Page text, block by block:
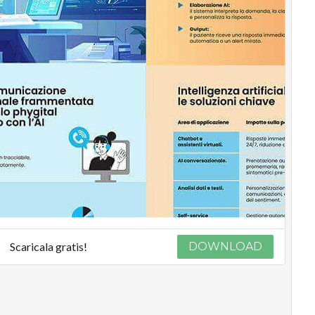
Scaricala gratis! DOWNLOAD